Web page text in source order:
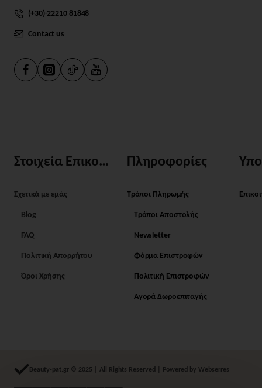
(+30)-22210 81848
Contact us
Στοιχεία Επικοινωνίας
Σχετικά με εμάς
Blog
FAQ
Πολιτική Απορρήτου
Όροι Χρήσης
Πληροφορίες
Τρόποι Πληρωμής
Τρόποι Αποστολής
Newsletter
Φόρμα Επιστροφών
Πολιτική Επιστροφών
Αγορά Δωροεπιταγής
Beauty-pat.gr © 2025 | All Rights Reserved | Powered by Webserres